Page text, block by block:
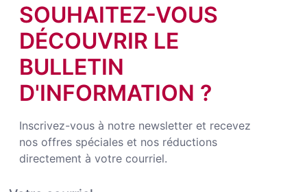
SOUHAITEZ-VOUS
DÉCOUVRIR LE
BULLETIN
D'INFORMATION ?
Inscrivez-vous à notre newsletter et recevez
nos offres spéciales et nos réductions
directement à votre courriel.